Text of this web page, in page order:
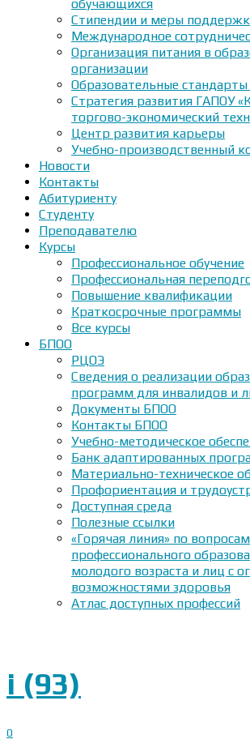
обучающихся
Стипендии и меры
Международное
Организация питания в
организации
Образовательные
Стратегия развития ГАПОУ
торгово-экономический
Центр развития карьеры
Учебно-производственный
Новости
Контакты
Абитуриенту
Студенту
Преподавателю
Курсы
Профессиональное обучение
Профессиональная
Повышение квалификации
Краткосрочные программы
Все курсы
БПОО
РЦОЭ
Сведения о реализации
программ для инвалидов и
Документы БПОО
Контакты БПОО
Учебно-методическое
Банк адаптированных
Материально-техническое
Профориентация и
Доступная среда
Полезные ссылки
«Горячая линия» по
профессионального
молодого возраста и лиц с
возможностями здоровья
Атлас доступных профессий
i (93)
0